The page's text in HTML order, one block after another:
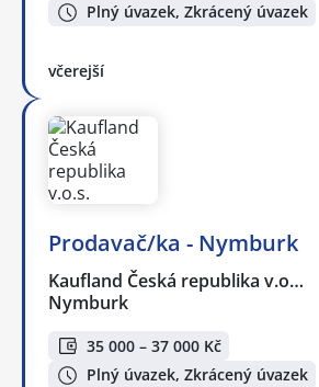
Plný úvazek, Zkrácený úvazek
včerejší
Prodavač/ka - Nymburk
Kaufland Česká republika v.o…
Nymburk
35 000 – 37 000 Kč
Plný úvazek, Zkrácený úvazek